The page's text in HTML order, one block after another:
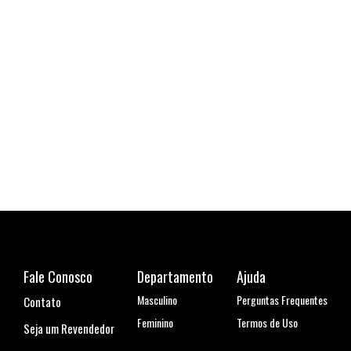
Fale Conosco
Contato
Seja um Revendedor
Departamento
Masculino
Feminino
Ajuda
Perguntas Frequentes
Termos de Uso